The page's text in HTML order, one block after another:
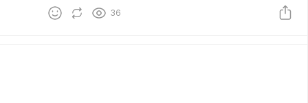
36